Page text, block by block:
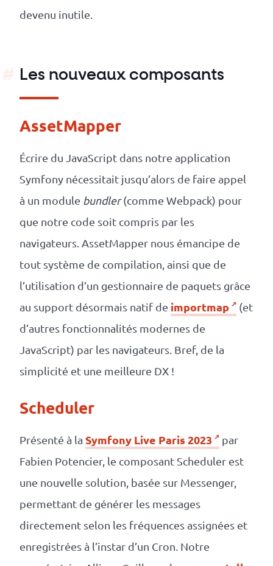
devenu inutile.
Les nouveaux composants
AssetMapper
Écrire du JavaScript dans notre application
Symfony nécessitait jusqu’alors de faire appel
à un module bundler(comme Webpack) pour
que notre code soit compris par les
navigateurs. AssetMapper nous émancipe de
tout système de compilation, ainsi que de
l’utilisation d’un gestionnaire de paquets grâce
au support désormais natif de importmap
(et
d’autres fonctionnalités modernes de
JavaScript) par les navigateurs. Bref, de la
simplicité et une meilleure DX !
Scheduler
Présenté à la Symfony Live Paris 2023
par
Fabien Potencier, le composant Scheduler est
une nouvelle solution, basée sur Messenger,
permettant de générer les messages
directement selon les fréquences assignées et
enregistrées à l’instar d’un Cron. Notre